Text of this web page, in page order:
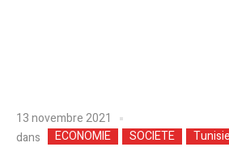
13 novembre 2021
dans
ECONOMIE SOCIETE Tunisie